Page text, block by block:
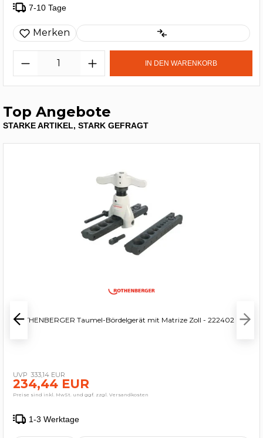
7-10 Tage
Merken
IN DEN WARENKORB
Top Angebote
STARKE ARTIKEL, STARK GEFRAGT
ROTHENBERGER Taumel-Bördelgerät mit Matrize Zoll - 222402
333,14 EUR
234,44 EUR
Preise sind inkl. MwSt. und ggf. zzgl. Versandkosten
1-3 Werktage